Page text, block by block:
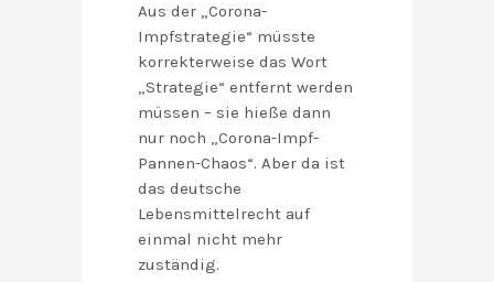
Aus der „Corona-
Impfstrategie“ müsste
korrekterweise das Wort
„Strategie“ entfernt werden
müssen – sie hieße dann
nur noch „Corona-Impf-
Pannen-Chaos“. Aber da ist
das deutsche
Lebensmittelrecht auf
einmal nicht mehr
zuständig.